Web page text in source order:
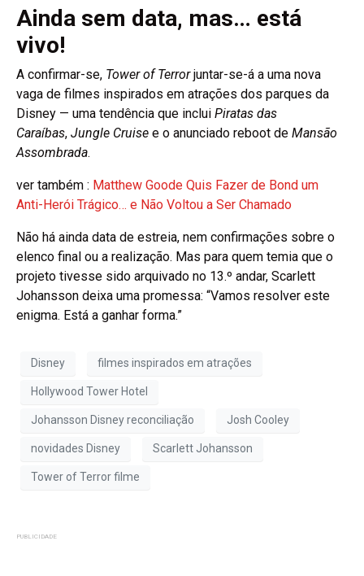
Ainda sem data, mas… está
vivo!
A confirmar-se, Tower of Terrorjuntar-se-á a uma nova
vaga de filmes inspirados em atrações dos parques da
Disney — uma tendência que inclui Piratas das
Caraíbas, Jungle Cruise e o anunciado reboot de Mansão
Assombrada.
ver também : Matthew Goode Quis Fazer de Bond um
Anti-Herói Trágico… e Não Voltou a Ser Chamado
Não há ainda data de estreia, nem confirmações sobre o
elenco final ou a realização. Mas para quem temia que o
projeto tivesse sido arquivado no 13.º andar, Scarlett
Johansson deixa uma promessa: “Vamos resolver este
enigma. Está a ganhar forma.”
Disney filmes inspirados em atrações
Hollywood Tower Hotel
Johansson Disney reconciliação Josh Cooley
novidades Disney Scarlett Johansson
Tower of Terror filme
PUBLICIDADE